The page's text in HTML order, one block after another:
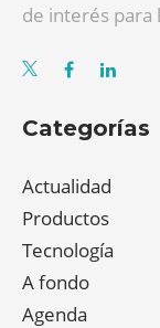
de interés para
Categorías
Actualidad
Productos
Tecnología
A fondo
Agenda